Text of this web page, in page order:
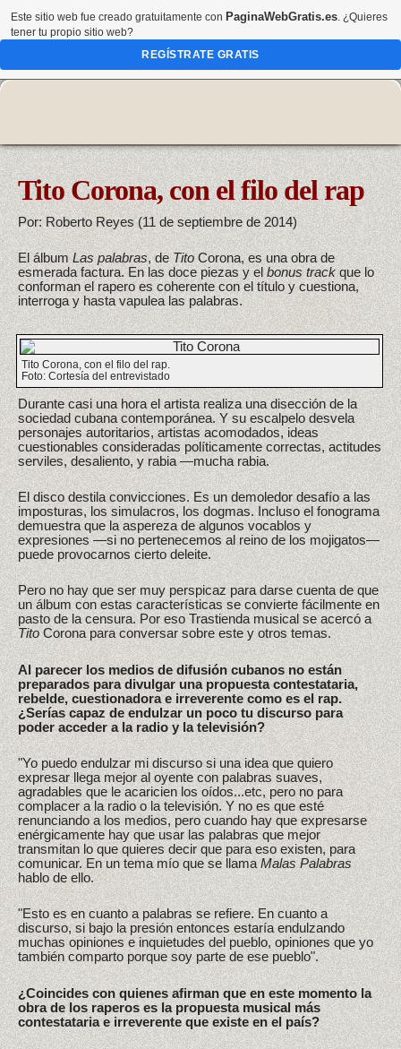
Tito Corona, con el filo del rap
Por: Roberto Reyes (11 de septiembre de 2014)
El álbum Las palabras, de TitoCorona, es una obra de
esmerada factura. En las doce piezas y elbonus trackque lo
conforman el rapero es coherente con el título y cuestiona,
interroga y hasta vapulea las palabras.
Tito Corona, con el filo del rap.
Foto: Cortesía del entrevistado
Durante casi una hora el artista realiza una disección de la
sociedad cubana contemporánea. Y su escalpelo desvela
personajes autoritarios, artistas acomodados, ideas
cuestionables consideradas políticamente correctas, actitudes
serviles, desaliento, y rabia —mucha rabia.
El disco destila convicciones. Es un demoledor desafío a las
imposturas, los simulacros, los dogmas. Incluso el fonograma
demuestra que la aspereza de algunos vocablos y
expresiones —si no pertenecemos al reino de los mojigatos—
puede provocarnos cierto deleite.
Pero no hay que ser muy perspicaz para darse cuenta de que
un álbum con estas características se convierte fácilmente en
pasto de la censura. Por eso Trastienda musical se acercó a
TitoCorona para conversar sobre este y otros temas.
Al parecer los medios de difusión cubanos no están
preparados para divulgar una propuesta contestataria,
rebelde, cuestionadora e irreverente como es el rap.
¿Serías capaz de endulzar un poco tu discurso para
poder acceder a la radio y la televisión?
"Yo puedo endulzar mi discurso si una idea que quiero
expresar llega mejor al oyente con palabras suaves,
agradables que le acaricien los oídos...etc, pero no para
complacer a la radio o la televisión. Y no es que esté
renunciando a los medios, pero cuando hay que expresarse
enérgicamente hay que usar las palabras que mejor
transmitan lo que quieres decir que para eso existen, para
comunicar. En un tema mío que se llamaMalas Palabras
hablo de ello.
"Esto es en cuanto a palabras se refiere. En cuanto a
discurso, si bajo la presión entonces estaría endulzando
muchas opiniones e inquietudes del pueblo, opiniones que yo
también comparto porque soy parte de ese pueblo".
¿Coincides con quienes afirman que en este momento la
obra de los raperos es la propuesta musical más
contestataria e irreverente que existe en el país?
Este sitio web fue creado gratuitamente con PaginaWebGratis.es. ¿Quieres
tener tu propio sitio web?
REGÍSTRATE GRATIS